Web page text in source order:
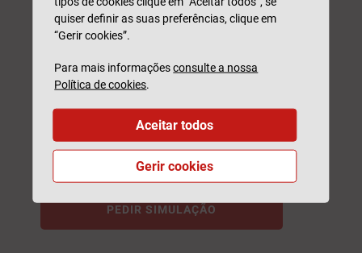
Email
Este formulário é protegido pelo reCAPTCHA, pela
Li e compreendi como serãotratados os meus
PEDIR SIMULAÇÃO
quiser definir as suas preferências, clique em
“Gerir cookies”.
Para mais informaçõesconsulte a nossa
Política de cookies.
Gerir cookies
Aceitar todos